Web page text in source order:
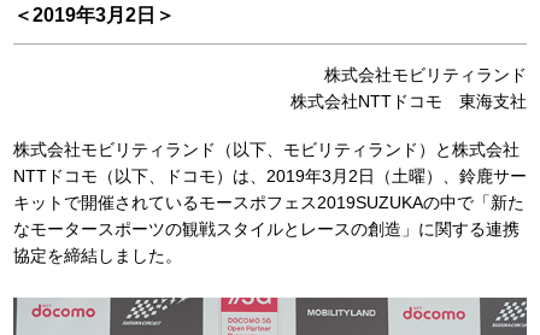
＜2019年3月2日＞
株式会社モビリティランド
株式会社NTTドコモ 東海支社
株式会社モビリティランド（以下、モビリティランド）と株式会社
NTTドコモ（以下、ドコモ）は、2019年3月2日（土曜）、鈴鹿サー
キットで開催されているモースポフェス2019SUZUKAの中で「新た
なモータースポーツの観戦スタイルとレースの創造」に関する連携
協定を締結しました。